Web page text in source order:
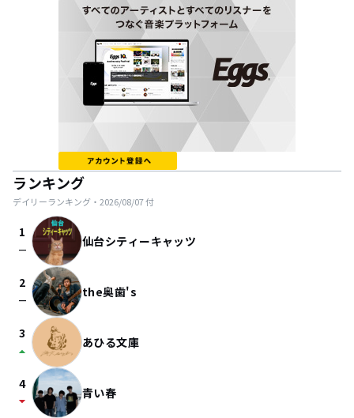
ランキング
デイリーランキング・ 2026/08/07付
1
check_indeterminate_small 仙台シティーキャッツ
2
check_indeterminate_small the奥歯's
3
arrow_drop_up あひる文庫
4
arrow_drop_down 青い春